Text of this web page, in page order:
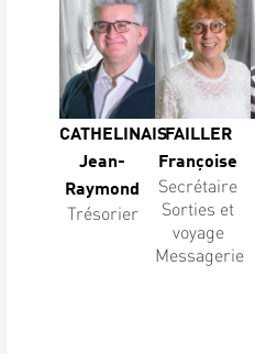
CATHELINAIS
Jean-
Raymond
Trésorier
FAILLER
Françoise
Secrétaire
Sorties et
voyage
Messagerie